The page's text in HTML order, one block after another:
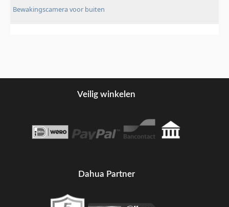
Bewakingscamera voor buiten
Veilig winkelen
Dahua Partner